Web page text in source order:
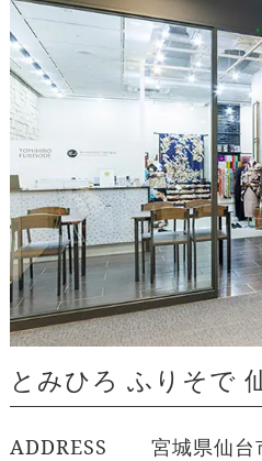
とみひろ ふりそで
ADDRESS
宮城県仙台